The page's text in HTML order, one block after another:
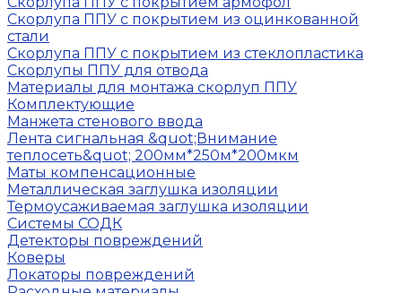
Скорлупа ППУ с покрытием из оцинкованной
стали
Скорлупа ППУ с покрытием из стеклопластика
Скорлупы ППУ для отвода
Материалы для монтажа скорлуп ППУ
Комплектующие
Манжета стенового ввода
Лента сигнальная &quot;Внимание
теплосеть&quot; 200мм*250м*200мкм
Маты компенсационные
Металлическая заглушка изоляции
Термоусаживаемая заглушка изоляции
Системы СОДК
Детекторы повреждений
Коверы
Локаторы повреждений